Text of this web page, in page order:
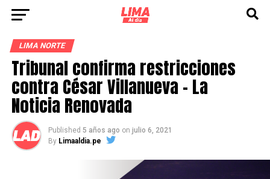
LIMA NORTE
Tribunal confirma restricciones
contra César Villanueva – La
Noticia Renovada
Published 5 años ago on julio 6, 2021
By Limaaldia.pe